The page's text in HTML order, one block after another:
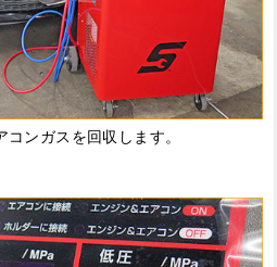
ンガスを回収します。